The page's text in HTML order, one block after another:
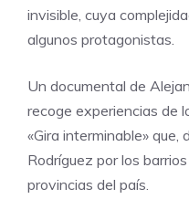
invisible, cuya
algunos protagonistas.
Un documental de
recoge experiencias de
«Gira interminable»
Rodríguez por los
provincias del país.